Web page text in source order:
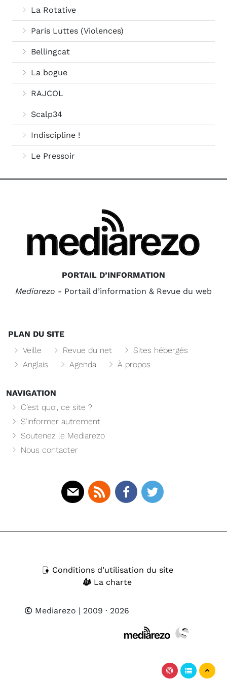
La Rotative
Paris Luttes (Violences)
Bellingcat
La bogue
RAJCOL
Scalp34
Indiscipline !
Le Pressoir
PORTAIL D’INFORMATION
Mediarezo - Portail d’information & Revue du web
PLAN DU SITE
Veille
Revue du net
Sites hébergés
Anglais
Agenda À propos
NAVIGATION
C’est quoi, ce site ?
S’informer autrement
Soutenez le Mediarezo
Nous contacter
Conditions d’utilisation du site
La charte
Mediarezo | 2009 · 2026